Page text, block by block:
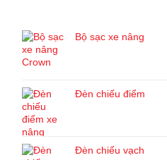
Bộ sạc xe nâng
Đèn chiếu điểm
Đèn chiếu vạch